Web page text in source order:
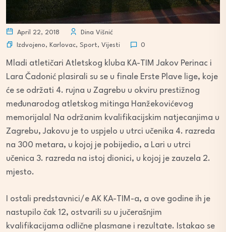
April 22, 2018
Dina Višnić
Izdvojeno, Karlovac, Sport, Vijesti 0
Mladi atletičari Atletskog kluba KA-TIM Jakov Perinac i
Lara Čadonić plasirali su se u finale Erste Plave lige, koje
će se održati 4. rujna u Zagrebu u okviru prestižnog
međunarodog atletskog mitinga Hanžekovićevog
memorijala! Na održanim kvalifikacijskim natjecanjima u
Zagrebu, Jakovu je to uspjelo u utrci učenika 4. razreda
na 300 metara, u kojoj je pobijedio, a Lari u utrci
učenica 3. razreda na istoj dionici, u kojoj je zauzela 2.
mjesto.
I ostali predstavnici/e AK KA-TIM-a, a ove godine ih je
nastupilo čak 12, ostvarili su u jučerašnjim
kvalifikacijama odlične plasmane i rezultate. Istakao se